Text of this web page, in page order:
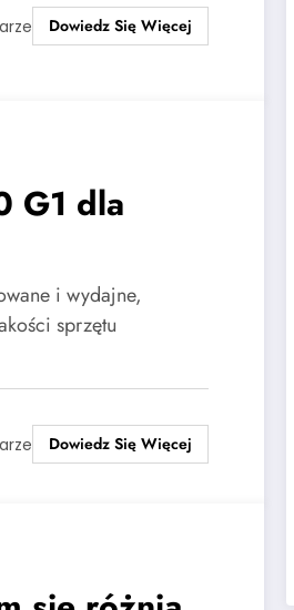
Dowiedz Się Więcej
G1 dla
i wydajne,
sprzętu
Dowiedz Się Więcej